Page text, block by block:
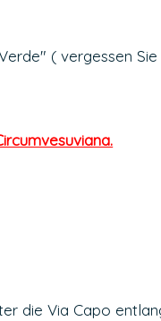
( vergessen
die Via Capo